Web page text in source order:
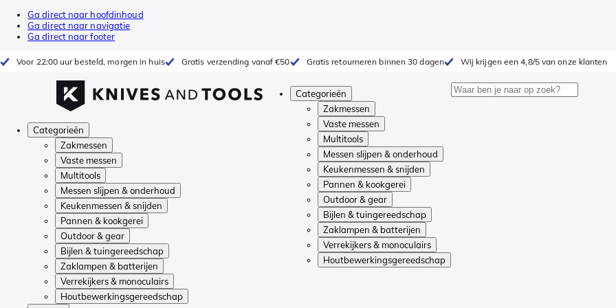
Ga direct naar hoofdinhoud
Ga direct naar navigatie
Ga direct naar footer
Voor 22:00 uur besteld, morgen in huis Gratis verzending vanaf €50 Gratis retourneren binnen 30 dagen Wij krijgen een 4,8/5 van onze klanten
Categorieën
Zakmessen
Vaste messen
Multitools
Messen slijpen & onderhoud
Keukenmessen & snijden
Pannen & kookgerei
Outdoor & gear
Bijlen & tuingereedschap
Zaklampen & batterijen
Verrekijkers & monoculairs
Houtbewerkingsgereedschap
Categorieën
Zakmessen
Vaste messen
Multitools
Messen slijpen & onderhoud
Keukenmessen & snijden
Pannen & kookgerei
Outdoor & gear
Bijlen & tuingereedschap
Zaklampen & batterijen
Verrekijkers & monoculairs
Houtbewerkingsgereedschap